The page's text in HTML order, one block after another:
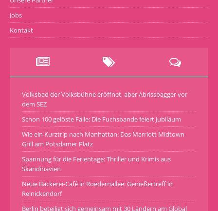
Jobs
Kontakt
Volksbad der Volksbühne eröffnet, aber Abrissbagger vor
dem SEZ
Schon 100 gelöste Fälle: Die Fuchsbande feiert Jubiläum
Wie ein Kurztrip nach Manhattan: Das Marriott Midtown
Grill am Potsdamer Platz
Spannung für die Ferientage: Thriller und Krimis aus
Skandinavien
Neue Bäckerei-Café in Roedernallee: Genießertreff in
Reinickendorf
Berlin beteiligt sich gemeinsam mit 30 Ländern am Global